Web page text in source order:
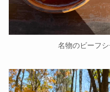
名物のビーフシ